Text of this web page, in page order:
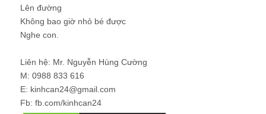
Lên đường
Không bao giờ nhỏ bé được
Nghe con.
Liên hệ: Mr. Nguyễn Hùng Cường
M: 0988 833 616
E: kinhcan24@gmail.com
Fb: fb.com/kinhcan24